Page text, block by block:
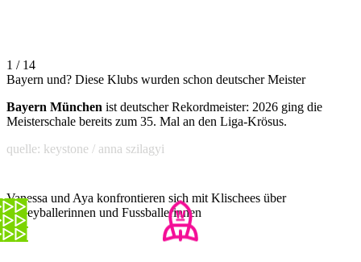
1 / 14
Bayern und? Diese Klubs wurden schon deutscher Meister
Bayern München ist deutscher Rekordmeister: 2026 ging die
Meisterschale bereits zum 35. Mal an den Liga-Krösus.
quelle: keystone / anna szilagyi
Vanessa und Aya konfrontieren sich mit Klischees über
Volleyballerinnen und Fussballerinnen